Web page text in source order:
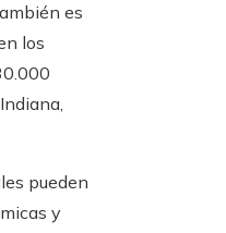
es
los
pueden
y